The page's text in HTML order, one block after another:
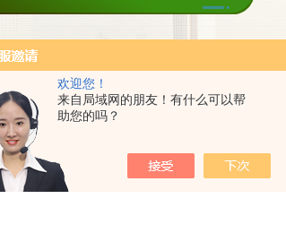
欢迎您！
来自局域网的朋友！有什么可以帮
助您的吗？
ZW-B69X云母双色液水计 ZW1151W卡箍隔膜式压力变送器